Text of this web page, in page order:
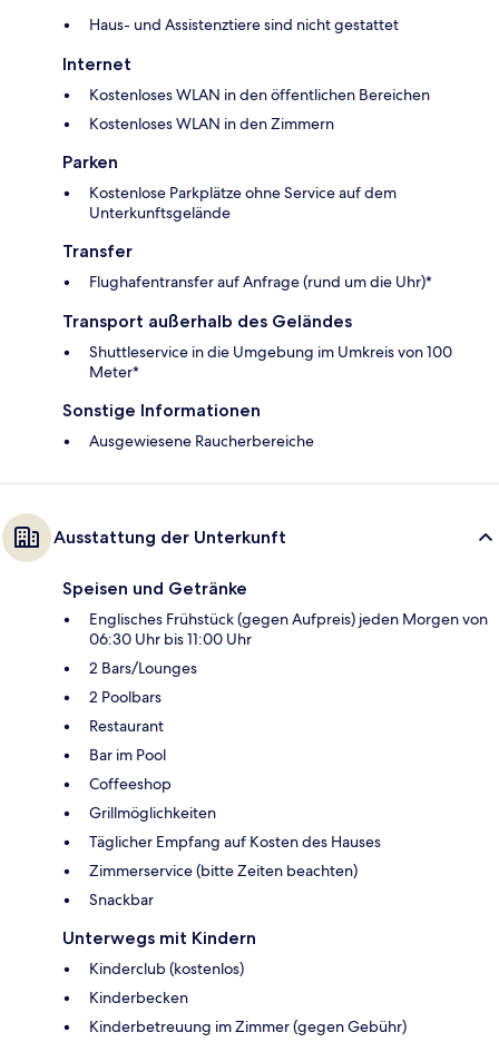
Haus- und Assistenztiere sind nicht gestattet
Internet
Kostenloses WLAN in den öffentlichen Bereichen
Kostenloses WLAN in den Zimmern
Parken
Kostenlose Parkplätze ohne Service auf dem
Unterkunftsgelände
Transfer
Flughafentransfer auf Anfrage (rund um die Uhr)*
Transport außerhalb des Geländes
Shuttleservice in die Umgebung im Umkreis von 100
Meter*
Sonstige Informationen
Ausgewiesene Raucherbereiche
Ausstattung der Unterkunft
Speisen und Getränke
Englisches Frühstück (gegen Aufpreis) jeden Morgen von
06:30 Uhr bis 11:00 Uhr
2 Bars/Lounges
2 Poolbars
Restaurant
Bar im Pool
Coffeeshop
Grillmöglichkeiten
Täglicher Empfang auf Kosten des Hauses
Zimmerservice (bitte Zeiten beachten)
Snackbar
Unterwegs mit Kindern
Kinderclub (kostenlos)
Kinderbecken
Kinderbetreuung im Zimmer (gegen Gebühr)